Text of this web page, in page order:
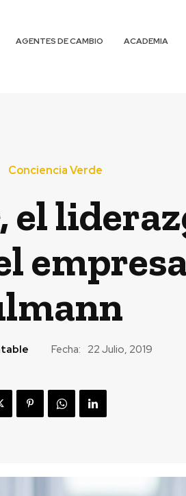
AGENTES DE CAMBIO ACADEMIA
Conciencia Verde
Fecha: 22 Julio, 2019